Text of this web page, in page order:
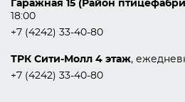
Гаражная 15 (Район
18:00
+7 (4242) 33-40-80
ТРК Сити-Молл 4 этаж,
+7 (4242) 33-40-80